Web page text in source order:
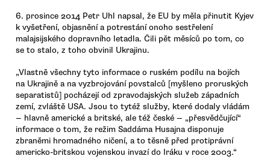
6. prosince 2014 Petr Uhl napsal, že EU by měla přinutit Kyjev
k vyšetření, objasnění a potrestání onoho sestřelení
malajsijského dopravního letadla. Čili pět měsíců po tom, co
se to stalo, z toho obvinil Ukrajinu.
„Vlastně všechny tyto informace o ruském podílu na bojích
na Ukrajině a na vyzbrojování povstalců [myšleno proruských
separatistů] pocházejí od zpravodajských služeb západních
zemí, zvláště USA. Jsou to tytéž služby, které dodaly vládám
— hlavně americké a britské, ale též české — „přesvědčující“
informace o tom, že režim Saddáma Husajna disponuje
zbraněmi hromadného ničení, a to těsně před protiprávní
americko-britskou vojenskou invazí do Iráku v roce 2003.“